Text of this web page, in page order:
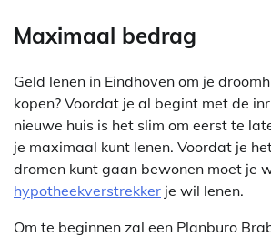
Maximaal bedrag
Geld lenen in Eindhoven om je
kopen? Voordat je al begint met de
nieuwe huis is het slim om eerst te
je maximaal kunt lenen. Voordat je
dromen kunt gaan bewonen moet je
hypotheekverstrekker je wil lenen.
Om te beginnen zal een Planburo